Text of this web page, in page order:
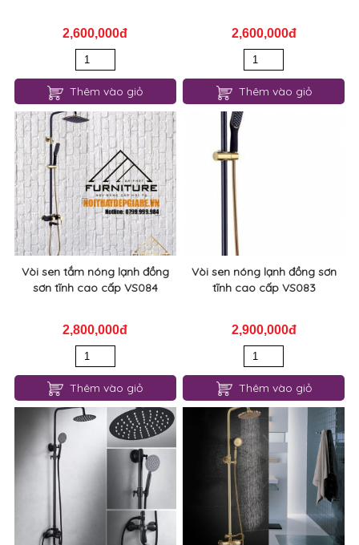
2,600,000đ
Thêm vào giỏ
2,600,000đ
Thêm vào giỏ
Vòi sen tắm nóng lạnh đồng
sơn tĩnh cao cấp VS084
2,800,000đ
Thêm vào giỏ
Vòi sen nóng lạnh đồng sơn
tĩnh cao cấp VS083
2,900,000đ
Thêm vào giỏ